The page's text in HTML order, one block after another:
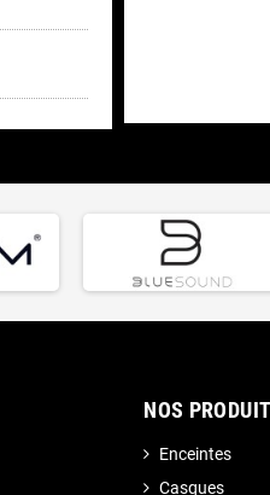
NOS
Enceintes
Casques